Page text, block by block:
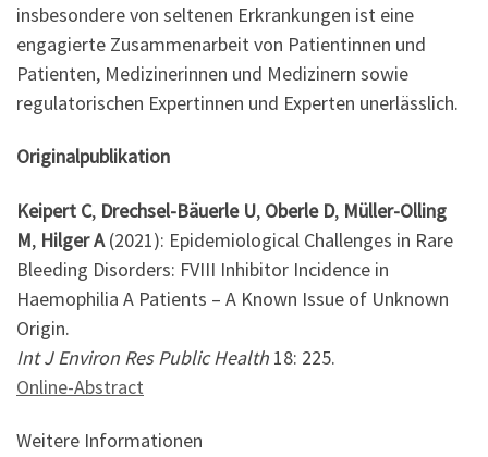
insbesondere von seltenen Erkrankungen ist eine
engagierte Zusammenarbeit von Patientinnen und
Patienten, Medizinerinnen und Medizinern sowie
regulatorischen Expertinnen und Experten unerlässlich.
Originalpublikation
Keipert C, Drechsel-Bäuerle U, Oberle D, Müller-Olling
M, Hilger A(2021): Epidemiological Challenges in Rare
Bleeding Disorders: FVIII Inhibitor Incidence in
Haemophilia A Patients – A Known Issue of Unknown
Origin.
Int J Environ Res Public Health 18: 225.
Online-Abstract
Weitere Informationen